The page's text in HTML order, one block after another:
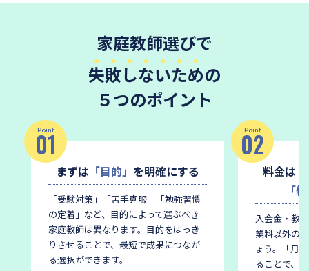
家庭教師選びで
失敗しないための
５つのポイント
Point
01
まずは 「目的」 を明確にする
「受験対策」「苦手克服」「勉強習慣
の定着」など、目的によって選ぶべき
家庭教師は異なります。 目的をはっき
りさせることで、最短で成果につなが
る選択ができます。
Point
02
料金は
「
入会金・教
業料以外の
ょう。
「月
ることで、